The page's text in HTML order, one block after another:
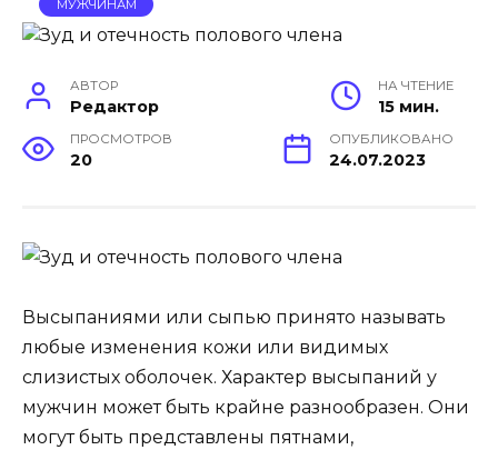
МУЖЧИНАМ
АВТОР
Редактор
НА ЧТЕНИЕ
15 мин.
ПРОСМОТРОВ
20
ОПУБЛИКОВАНО
24.07.2023
Высыпаниями или сыпью принято называть
любые изменения кожи или видимых
слизистых оболочек. Характер высыпаний у
мужчин может быть крайне разнообразен. Они
могут быть представлены пятнами,